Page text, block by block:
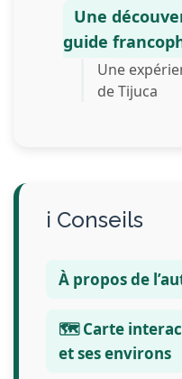
Une
guide
Une
de Tijuca
Conseils
À propos de
🗺️ Carte
et ses environs